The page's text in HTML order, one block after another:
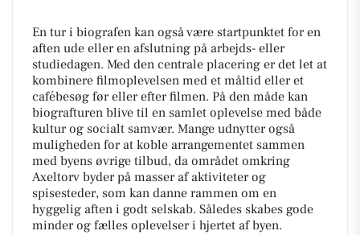
En tur i biografen kan også være startpunktet for en
aften ude eller en afslutning på arbejds- eller
studiedagen. Med den centrale placering er det let at
kombinere filmoplevelsen med et måltid eller et
cafébesøg før eller efter filmen. På den måde kan
biografturen blive til en samlet oplevelse med både
kultur og socialt samvær. Mange udnytter også
muligheden for at koble arrangementet sammen
med byens øvrige tilbud, da området omkring
Axeltorv byder på masser af aktiviteter og
spisesteder, som kan danne rammen om en
hyggelig aften i godt selskab. Således skabes gode
minder og fælles oplevelser i hjertet af byen.